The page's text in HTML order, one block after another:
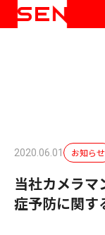
2020.06.01 お知らせ
当社カメラマ
症予防に関す